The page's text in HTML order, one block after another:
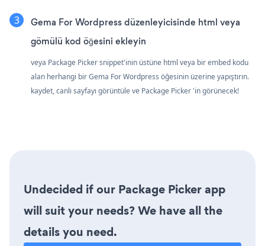
Gema For Wordpress düzenleyicisinde html veya
gömülü kod öğesini ekleyin
veya Package Picker snippet'inin üstüne html veya bir embed kodu
alan herhangi bir Gema For Wordpress öğesinin üzerine yapıştırın.
kaydet, canlı sayfayı görüntüle ve Package Picker 'in görünecek!
Undecided if our Package Picker app
will suit your needs? We have all the
details you need.